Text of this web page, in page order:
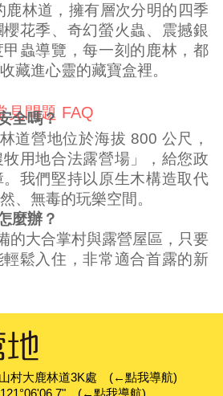
鹿林道，擁有層次分明的四季
花季、奇幻螢火蟲、震撼銀
蟲導覽，每一刻的鹿林，都
藏進心靈的藏寶盒裡。
見問題 FAQ
全嗎？
道營地位於海拔 800 公尺，
用地合法露營場」，給您政
我們堅持以原生木構造取代
、無毒的玩樂空間。
麼辦？
的大合掌村與露營屋區，只要
鬆入住，非常適合首露的新
村大鹿林道3K處 (←點我導航)
(←點我導航)